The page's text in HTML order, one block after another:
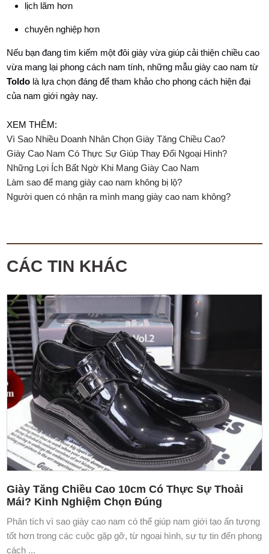
lịch lãm hơn
chuyên nghiệp hơn
Nếu bạn đang tìm kiếm một đôi giày vừa giúp cải thiện chiều cao
vừa mang lại phong cách nam tính, những mẫu giày cao nam từ
Toldo là lựa chọn đáng để tham khảo cho phong cách hiện đại
của nam giới ngày nay.
XEM THÊM:
Vì Sao Nhiều Doanh Nhân Chọn Giày Tăng Chiều Cao?
Giày Cao Nam Có Thực Sự Giúp Thay Đổi Ngoại Hình?
Những Lợi Ích Bất Ngờ Khi Mang Giày Cao Nam
Làm sao để mang giày cao nam không bị lộ?
Người quen có nhận ra mình mang giày cao nam không?
CÁC TIN KHÁC
Giày Tăng Chiều Cao 10cm Có Thực Sự Thoải
Mái? Kinh Nghiệm Chọn Đúng
Phân tích vì sao giày cao nam có thể giúp nam giới tạo ấn tượng
tốt hơn trong các cuộc gặp gỡ, từ ngoại hình, sự tự tin đến phong
cách ...